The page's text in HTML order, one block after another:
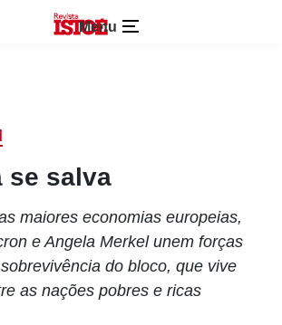
Menu
se salva
maiores economias europeias,
e Angela Merkel unem forças
do bloco, que vive
as nações pobres e ricas